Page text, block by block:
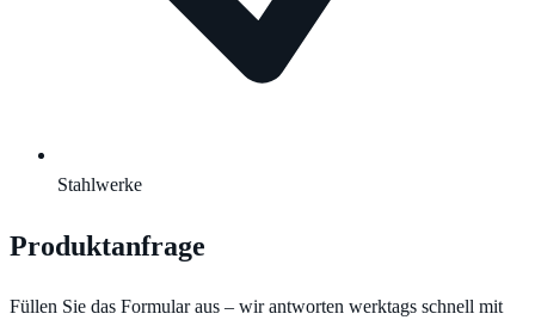
Stahlwerke
Produktanfrage
Füllen Sie das Formular aus – wir antworten werktags schnell mit